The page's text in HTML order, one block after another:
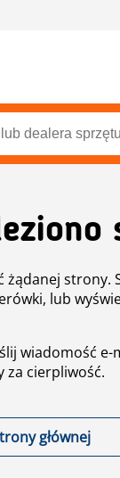
żądanej strony.
lub
wiadomość
za cierpliwość.
głównej